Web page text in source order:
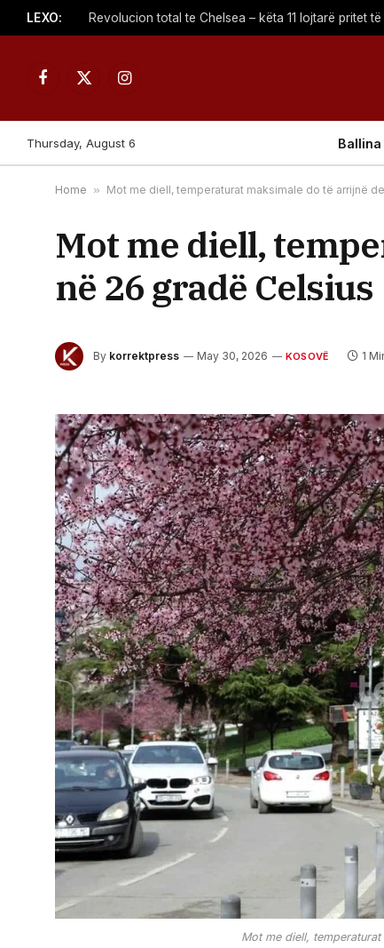
LEXO: Revolucion total te Chelsea – këta 11 lojtarë pritet
Facebook
X
Instagram
Thursday, August 6 Ballina
Home » Mot me diell, temperaturat maksimale do të arrijnë
Mot me diell,
në 26 gradë Celsius
By korrektpress May 30, 2026 KOSOVË 1
Mot me diell,